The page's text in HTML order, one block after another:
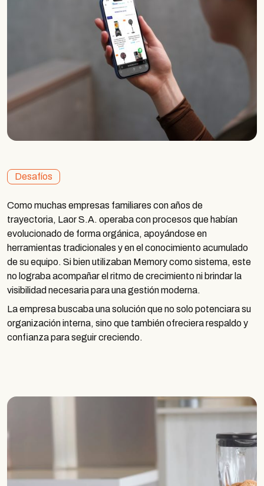
Desafíos
Como muchas empresas familiares con años de
trayectoria, Laor S.A. operaba con procesos que habían
evolucionado de forma orgánica, apoyándose en
herramientas tradicionales y en el conocimiento acumulado
de su equipo. Si bien utilizaban Memory como sistema, este
no lograba acompañar el ritmo de crecimiento ni brindar la
visibilidad necesaria para una gestión moderna.
La empresa buscaba una solución que no solo potenciara su
organización interna, sino que también ofreciera respaldo y
confianza para seguir creciendo.